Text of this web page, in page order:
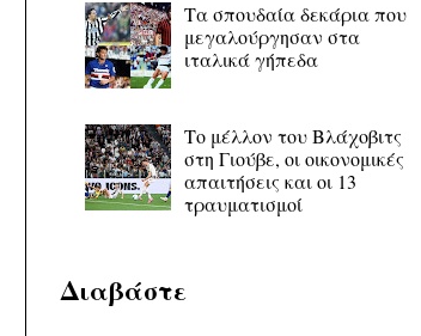
Τα σπουδαία δεκάρια που
μεγαλούργησαν στα
ιταλικά γήπεδα
Το μέλλον του Βλάχοβιτς
στη Γιούβε, οι οικονομικές
απαιτήσεις και οι 13
τραυματισμοί
Διαβάστε